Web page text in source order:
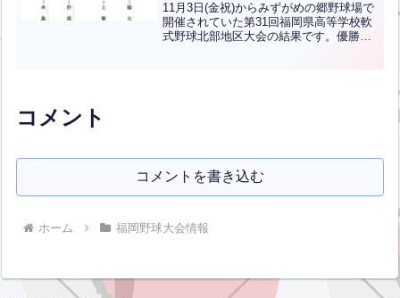
11月3日(金祝)からみずがめの郷野球場で
開催されていた第31回福岡県高等学校軟
式野球北部地区大会の結果です。優勝は
コメント
コメントを書き込む
ホーム 福岡野球大会情報